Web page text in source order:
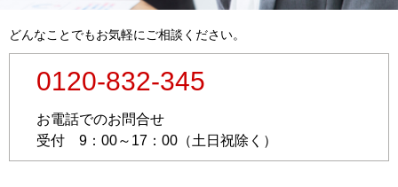
n
どんなことでもお気軽にご相談ください。
0120-832-345
お電話でのお問合せ
受付 9：00～17：00（土日祝除く）